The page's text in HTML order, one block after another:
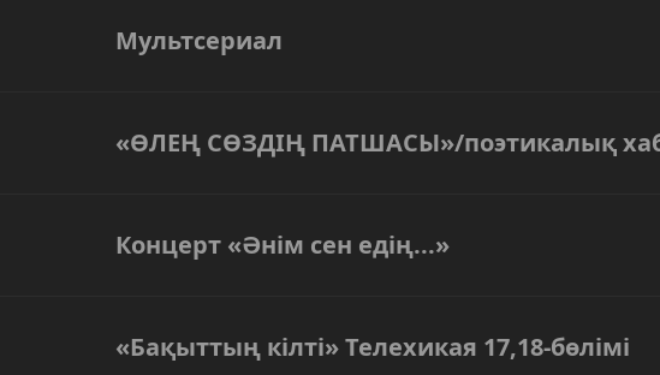
Мультсериал
«ӨЛЕҢ СӨЗДІҢ ПАТШАСЫ»/поэтикалық
Концерт «Әнім сен едің...»
«Бақыттың кілті» Телехикая 17,18-бөлімі